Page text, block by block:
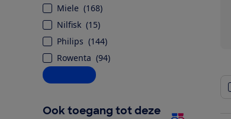
Miele (168)
Nilfisk (15)
Philips (144)
Rowenta (94)
Alle opties
Ook toegang tot deze